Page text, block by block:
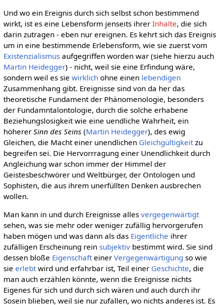
Und wo ein Ereignis durch sich selbst schon bestimmend
wirkt, ist es eine Lebensform jenseits ihrer Inhalte, die sich
darin zutragen - eben nur ereignen. Es kehrt sich das Ereignis
um in eine bestimmende Erlebensform, wie sie zuerst vom
Existenzialismusaufgegriffen worden war (siehe hierzu auch
Martin Heidegger) - nicht, weil sie eine Erfindung wäre,
sondern weil es sie wirklichohne einen lebendigen
Zusammenhang gibt. Ereignisse sind von da her das
theoretische Fundament der Phänomenologie, besonders
der Fundamntalontologie, durch die solche erhabene
Beziehungslosigkeit wie eine uendliche Wahrheit, ein
höherer Sinn des Seins (Martin Heidegger), des ewig
Gleichen, die Macht einer unendlichen Gleichgültigkeitzu
begreifen sei. Die Hervorrragung einer Unendlichkeit durch
Angleichung war schon immer der Himmel der
Geistesbeschwörer und Weltbürger, der Ontologen und
Sophisten, die aus ihrem unerfüllten Denken ausbrechen
wollen.
Man kann in und durch Ereignisse alles vergegenwärtigt
sehen, was sie mehr oder weniger zufällig hervorgerufen
haben mögen und was dann als das Eigentliche ihrer
zufälligen Erscheinung rein subjektivbestimmt wird. Sie sind
dessen bloße Eigenschafteiner Vergegenwärtigung so wie
sie erlebtwird und erfahrbar ist, Teil einer Geschichte, die
man auch erzählen könnte, wenn die Ereignisse nichts
Eigenes für sich und durch sich wären und auch durch ihr
Sosein blieben, weil sie nur zufallen, wo nichts anderes ist. Es